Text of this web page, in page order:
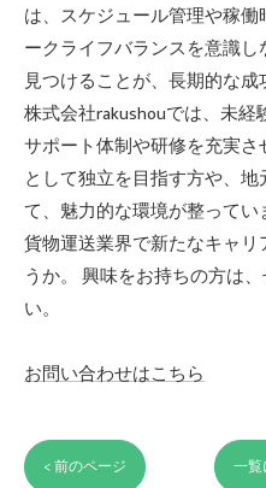
は、スケジュール管理や稼
ークライフバランスを意識
見つけることが、長期的な成
株式会社rakushouでは、未経
サポート体制や研修を充実
として独立を目指す方や、
て、魅力的な環境が整って
貨物運送業界で新たなキャ
うか。 興味をお持ちの方は
い。
お問い合わせはこちら
< 前のページ 一